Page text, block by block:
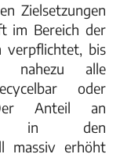
Zielsetzungen
im Bereich der
verpflichtet, bis
nahezu alle
oder
Anteil an
in den
massiv erhöht